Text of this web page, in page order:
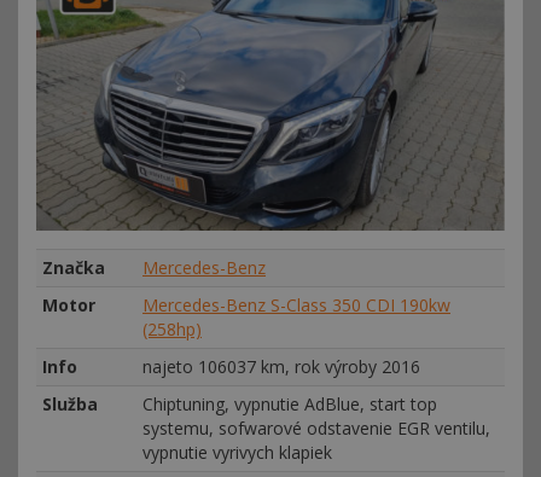
Značka
Mercedes-Benz
Motor
Mercedes-Benz S-Class 350 CDI 190kw
(258hp)
Info
najeto 106037 km, rok výroby 2016
Služba
Chiptuning, vypnutie AdBlue, start top
systemu, sofwarové odstavenie EGR ventilu,
vypnutie vyrivych klapiek